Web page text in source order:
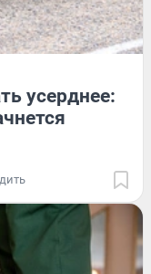
усерднее: